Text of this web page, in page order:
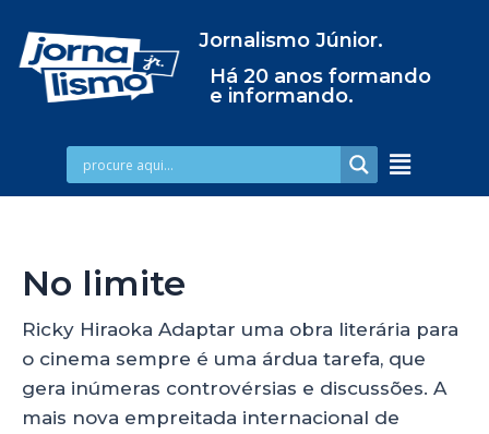
Jornalismo Júnior.
Há 20 anos formando
e informando.
No limite
Ricky Hiraoka Adaptar uma obra literária para
o cinema sempre é uma árdua tarefa, que
gera inúmeras controvérsias e discussões. A
mais nova empreitada internacional de